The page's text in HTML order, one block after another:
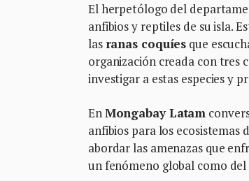
El herpetólogo del
anfibios y reptiles de su isla.
las ranas coquíes que
organización creada con tres
investigar a estas especies y
EnMongabay Latam
anfibios para los ecosistemas
abordar las amenazas que
un fenómeno global como